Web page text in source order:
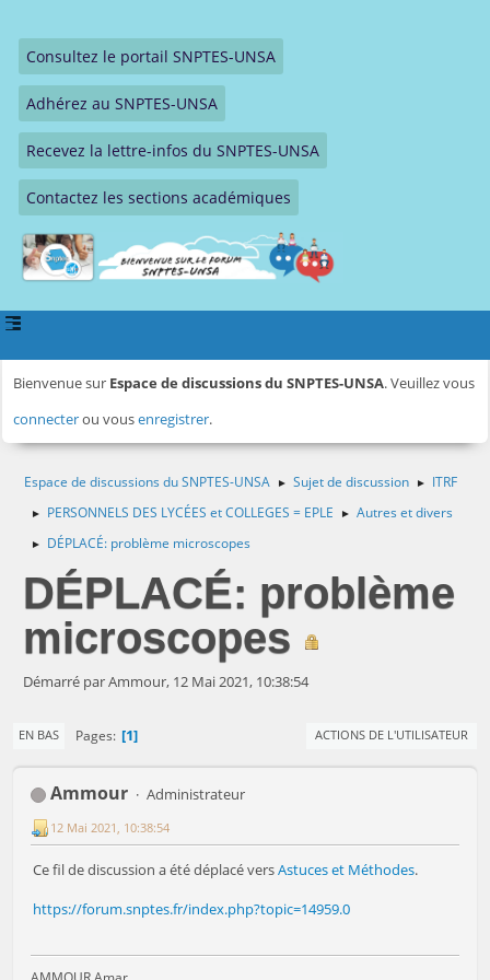
Consultez le portail SNPTES-UNSA
Adhérez au SNPTES-UNSA
Recevez la lettre-infos du SNPTES-UNSA
Contactez les sections académiques
Bienvenue sur Espace de discussions du SNPTES-UNSA. Veuillez vous
connecterou vousenregistrer.
Espace de discussions du SNPTES-UNSA ► Sujet de discussion ► ITRF
► PERSONNELS DES LYCÉES et COLLEGES = EPLE ► Autres et divers
► DÉPLACÉ: problème microscopes
DÉPLACÉ: problème
microscopes
Démarré par Ammour, 12 Mai 2021, 10:38:54
EN BAS Pages 1 ACTIONS DE L'UTILISATEUR
Ammour Administrateur
12 Mai 2021, 10:38:54
Ce fil de discussion a été déplacé versAstuces et Méthodes.
https://forum.snptes.fr/index.php?topic=14959.0